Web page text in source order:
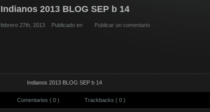
Indianos 2013 BLOG SEP b 14
febrero 27th, 2013 Publicado en Publicar un comentario
Indianos 2013 BLOG SEP b 14
Comentarios ( 0 ) Trackbacks ( 0 )